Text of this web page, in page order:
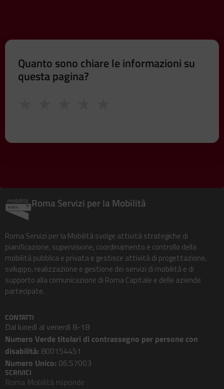
Quanto sono chiare le informazioni su
questa pagina?
Roma Servizi per la Mobilità
Roma Servizi per la Mobilità svolge attività strategiche di
pianificazione, supervisione, coordinamento e controllo della
mobilità pubblica e privata e gestisce attività di progettazione,
sviluppo, realizzazione e gestione dei servizi di mobilità e di
supporto alla comunicazione di Roma Capitale e delle aziende
partecipate.
CONTATTI
Dal lunedì al venerdì 8-18
Numero Verde titolari di contrassegno per persone con
disabilità: 800154451
Numero Unico: 06.57003
SCRIVICI
Roma Mobilità risponde